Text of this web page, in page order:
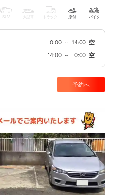
SUV 大型車 トラック 原付 バイク
0:00 ～ 14:00 空
14:00 ～ 0:00 空
予約へ